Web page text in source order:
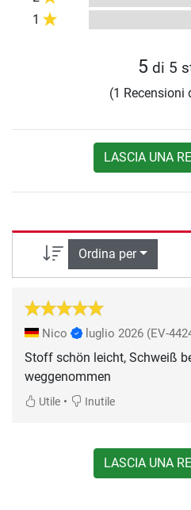
1
5 di 5
(1 Recensioni
LASCIA UNA
Ordina per
Nico luglio 2026 (EV-
Stoff schön leicht, Schweiß
weggenommen
Utile • Inutile
LASCIA UNA